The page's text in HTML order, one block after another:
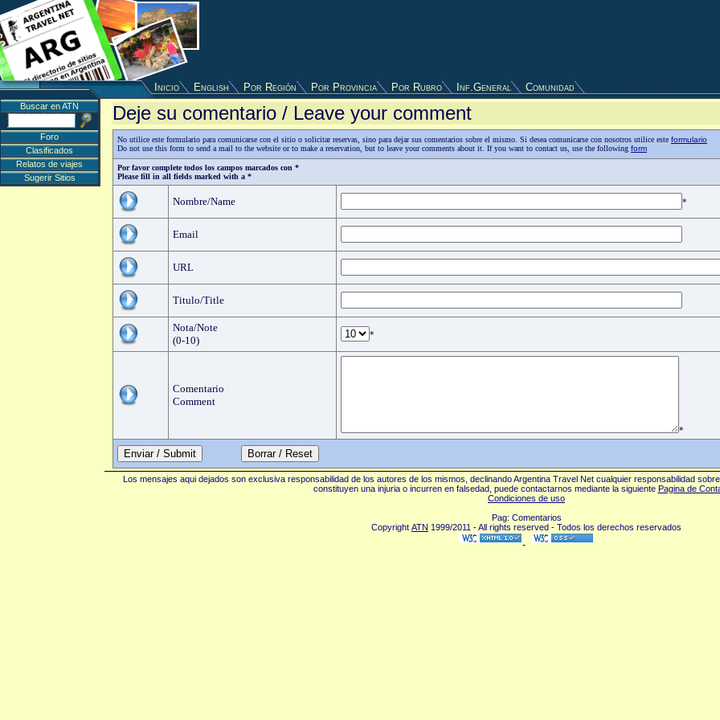
Inicio English Por Región Por Provincia Por Rubro Inf.General Comunidad
Deje su comentario / Leave your comment
No utilice este formulario para comunicarse con el sitio o solicitar reservas, sino para dejar sus comentarios sobre el mismo. Si desea comunicarse con nosotros utilice este formulario
Do not use this form to send a mail to the website or to make a reservation, but to leave your comments about it. If you want to contact us, use the following form
Por favor complete todos los campos marcados con *
Please fill in all fields marked with a *
Nombre/Name *
Email
URL
Titulo/Title
Nota/Note
(0-10)
*
Comentario
Comment
*
Enviar / Submit
Buscar en ATN
Foro
Clasificados
Relatos de viajes
Sugerir Sitios
Los mensajes aqui dejados son exclusiva responsabilidad de los autores de los mismos, declinando Argentina Travel Net cualquier responsabilidad
constituyen una injuria o incurren en falsedad, puede contactarnos mediante la siguiente Pagina de
Condiciones de uso
Pag: Comentarios
Copyright ATN 1999/2011 - All rights reserved - Todos los derechos reservados